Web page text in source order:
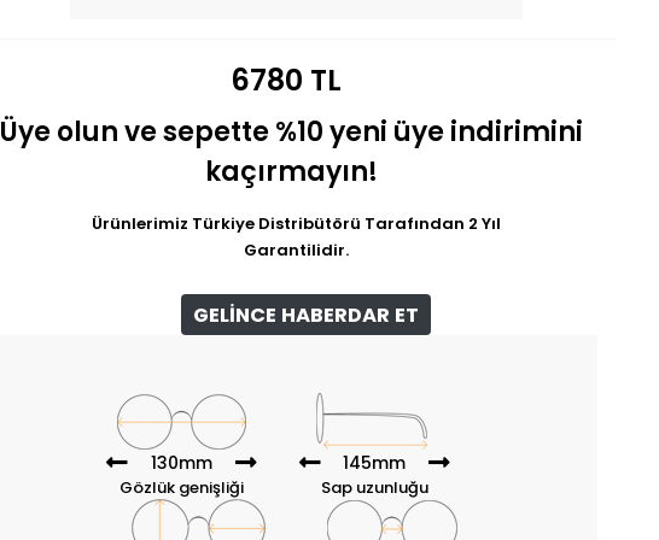
6780 TL
Üye olun ve sepette %10 yeni üye indirimini
kaçırmayın!
Ürünlerimiz Türkiye Distribütörü Tarafından 2 Yıl
Garantilidir.
GELİNCE HABERDAR ET
130mm
Gözlük genişliği
145mm
Sap uzunluğu